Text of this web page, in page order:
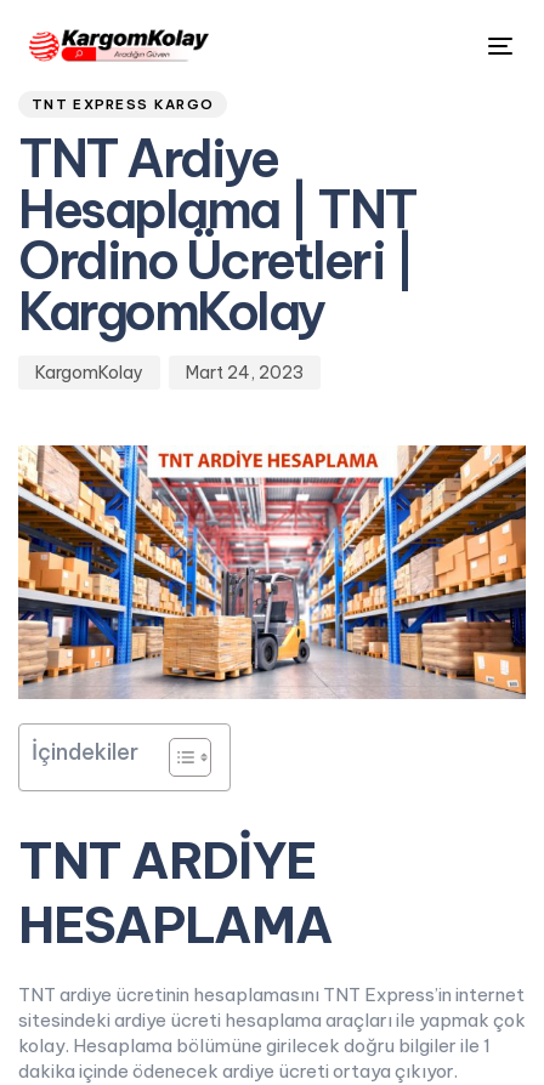
PUBLISHED
IN:
TNT EXPRESS KARGO
TNT Ardiye
Hesaplama | TNT
Ordino Ücretleri |
KargomKolay
Author
KargomKolay
Published
on:
Mart 24, 2023
İçindekiler
TNT ARDİYE
HESAPLAMA
TNT ardiye ücretinin hesaplamasını TNT Express’in internet
sitesindeki ardiye ücreti hesaplama araçları ile yapmak çok
kolay. Hesaplama bölümüne girilecek doğru bilgiler ile 1
dakika içinde ödenecek ardiye ücreti ortaya çıkıyor.